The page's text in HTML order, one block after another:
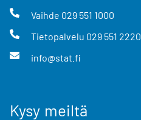
Vaihde 029 551 1000
Tietopalvelu 029 551 2220
info@stat.fi
Kysy meiltä